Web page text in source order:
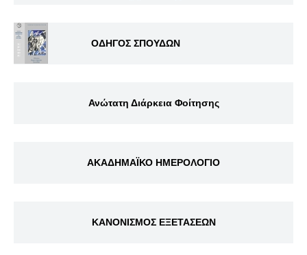
ΟΔΗΓΟΣ ΣΠΟΥΔΩΝ
Ανώτατη Διάρκεια Φοίτησης
ΑΚΑΔΗΜΑΪΚΟ ΗΜΕΡΟΛΟΓΙΟ
ΚΑΝΟΝΙΣΜΟΣ ΕΞΕΤΑΣΕΩΝ